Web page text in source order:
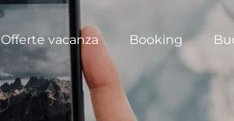
Offerte vacanza Booking